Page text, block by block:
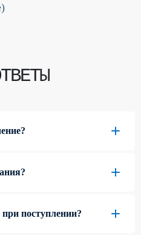
поступлении?